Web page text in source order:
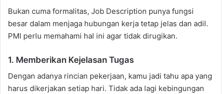
Bukan cuma formalitas, Job Description punya fungsi
besar dalam menjaga hubungan kerja tetap jelas dan adil.
PMI perlu memahami hal ini agar tidak dirugikan.
1. Memberikan Kejelasan Tugas
Dengan adanya rincian pekerjaan, kamu jadi tahu apa yang
harus dikerjakan setiap hari. Tidak ada lagi kebingungan